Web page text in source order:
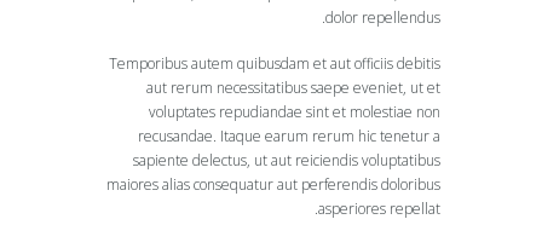
dolor repellendus.
Temporibus autem quibusdam et aut officiis debitis
aut rerum necessitatibus saepe eveniet, ut et
voluptates repudiandae sint et molestiae non
recusandae. Itaque earum rerum hic tenetur a
sapiente delectus, ut aut reiciendis voluptatibus
maiores alias consequatur aut perferendis doloribus
asperiores repellat.